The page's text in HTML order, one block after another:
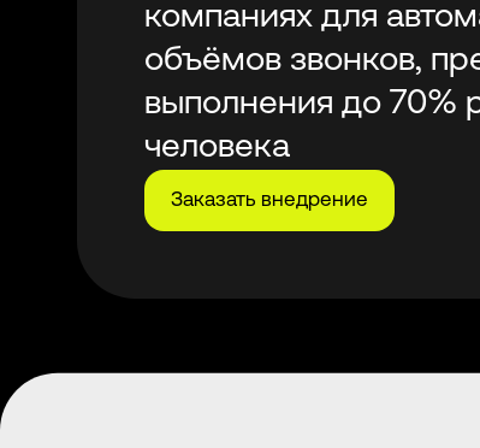
компаниях для
объёмов звонков,
выполнения до 70%
человека
Заказать внедрение